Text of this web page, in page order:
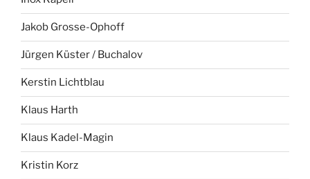
Jakob Grosse-Ophoff
Jürgen Küster / Buchalov
Kerstin Lichtblau
Klaus Harth
Klaus Kadel-Magin
Kristin Korz